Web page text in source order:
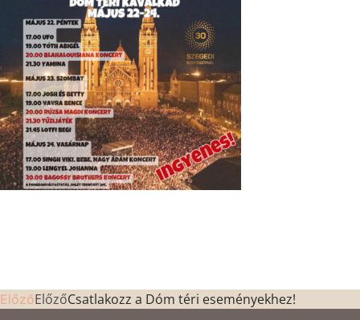
ElőzőElőzőCsatlakozz a Dóm téri eseményekhez!